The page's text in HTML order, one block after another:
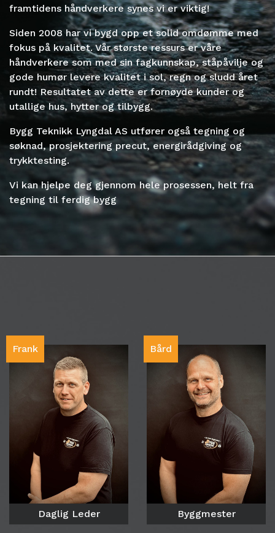
framtidens håndverkere synes vi er viktig!
Siden 2008 har vi bygd opp et solid omdømme med
fokus på kvalitet. Vår største ressurs er våre
håndverkere som med sin fagkunnskap, ståpåvilje og
gode humør levere kvalitet i sol, regn og sludd året
rundt! Resultatet av dette er fornøyde kunder og
utallige hus, hytter og tilbygg.
Bygg Teknikk Lyngdal AS utfører også tegning og
søknad, prosjektering precut, energirådgiving og
trykktesting.
Vi kan hjelpe deg gjennom hele prosessen, helt fra
tegning til ferdig bygg
Frank
Daglig Leder
Bård
Byggmester